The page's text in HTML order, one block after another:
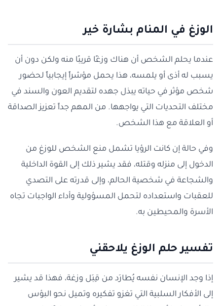
الوزغ في المنام بشارة خير
عندما يحلم الشخص أن هناك وزغًا قريبًا منه ولكن دون أن
يسبب له أذى أو يلمسه، هذا يحمل مؤشراً إيجابياً لحضور
شخص مؤثر في حياته يبذل جهده لتقديم العون والسند في
مختلف التحديات التي يواجهها. من المهم جداً تعزيز الصداقة
أو العلاقة مع هذا الشخص.
وفي حالة إن كانت الرؤيا تشمل منع الشخص للوزغ من
الدخول إلى منزله وقتله، فقد يشير ذلك إلى القوة الداخلية
والشجاعة في شخصية الحالم، وإلى قدرته على التصدي
للعقبات واستعداده لتحمل المسؤولية وأداء الواجبات تجاه
الأسرة والمحيطين به.
تفسير حلم الوزغ يلاحقني
إذا وجد الإنسان نفسه يُطارَد من قِبَل وزغة، فهذا قد يشير
إلى الأفكار السلبية التي تغزو تفكيره وتميل نحو البؤس